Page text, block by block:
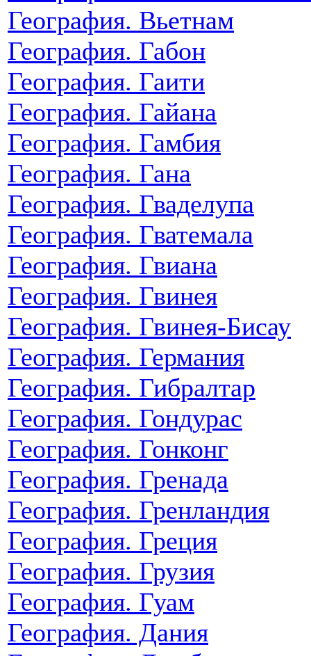
География. Вьетнам
География. Габон
География. Гаити
География. Гайана
География. Гамбия
География. Гана
География. Гваделупа
География. Гватемала
География. Гвиана
География. Гвинея
География. Гвинея-Бисау
География. Германия
География. Гибралтар
География. Гондурас
География. Гонконг
География. Гренада
География. Гренландия
География. Греция
География. Грузия
География. Гуам
География. Дания